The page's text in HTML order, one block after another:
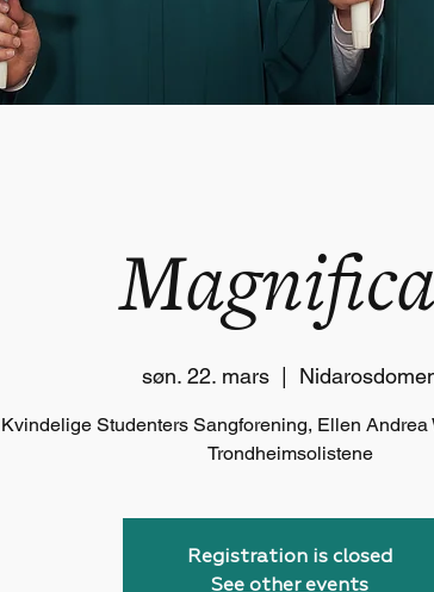
søn. 22. mars
  |
Studenters Sangforening, Ellen Andrea
Trondheimsolistene
Registration is closed
See other events